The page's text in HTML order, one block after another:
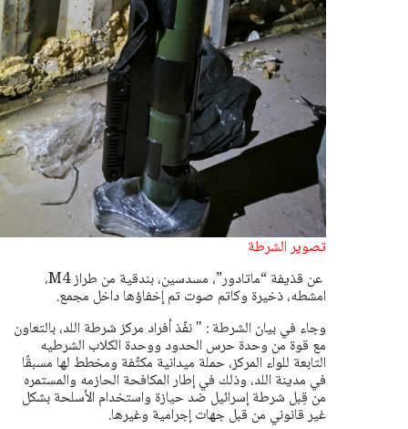
تصوير الشرطة
عن قذيفة “ماتادور”، مسدسين، بندقية من طراز M4،
امشطه، ذخيرة وكاتم صوت تم إخفاؤها داخل مجمع.
وجاء في بيان الشرطة : " نفّذ أفراد مركز شرطة اللد، بالتعاون
مع قوة من وحدة حرس الحدود ووحدة الكلاب الشرطيه
التابعة للواء المركز، حملة ميدانية مكثّفة ومخطط لها مسبقًا
في مدينة اللد، وذلك في إطار المكافحة الحازمه والمستمره
من قِبل شرطة إسرائيل ضد حيازة واستخدام الأسلحة بشكل
غير قانوني من قبل جهات إجرامية وغيرها.